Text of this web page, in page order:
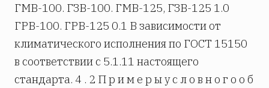
ГМВ-100. ГЗВ-100. ГМВ-125, ГЗВ-125 1.0
ГРВ-100. ГРВ-125 0.1 В зависимости от
климатического исполнения по ГОСТ 15150
в соответствии с 5.1.11 настоящего
стандарта. 4 . 2 П р и м е р ы у с л о в н о г о о б